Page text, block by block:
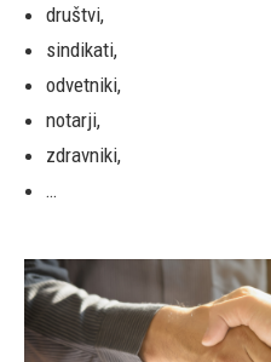
društvi,
sindikati,
odvetniki,
notarji,
zdravniki,
…